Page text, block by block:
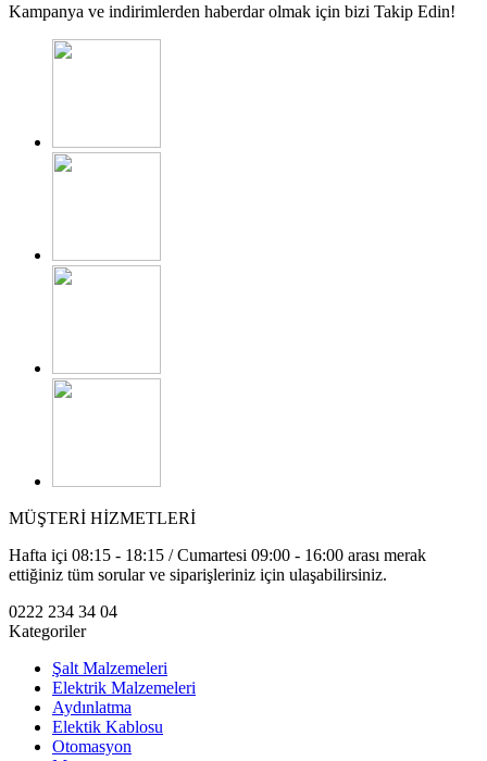
Kampanya ve indirimlerden haberdar olmak için bizi Takip Edin!
MÜŞTERİ HİZMETLERİ
Hafta içi 08:15 - 18:15 / Cumartesi 09:00 - 16:00 arası merak
ettiğiniz tüm sorular ve siparişleriniz için ulaşabilirsiniz.
0222 234 34 04
Kategoriler
Şalt Malzemeleri
Elektrik Malzemeleri
Aydınlatma
Elektik Kablosu
Otomasyon